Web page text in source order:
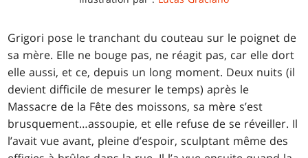
Grigori pose le tranchant du couteau sur le poignet de
sa mère. Elle ne bouge pas, ne réagit pas, car elle dort
elle aussi, et ce, depuis un long moment. Deux nuits (il
devient difficile de mesurer le temps) après le
Massacre de la Fête des moissons, sa mère s’est
brusquement…assoupie, et elle refuse de se réveiller. Il
l’avait vue avant, pleine d’espoir, sculptant même des